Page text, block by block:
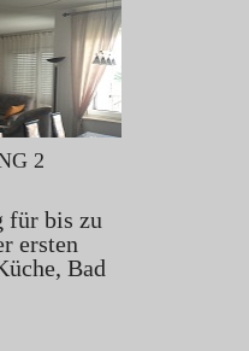
2
für bis zu
ersten
Bad